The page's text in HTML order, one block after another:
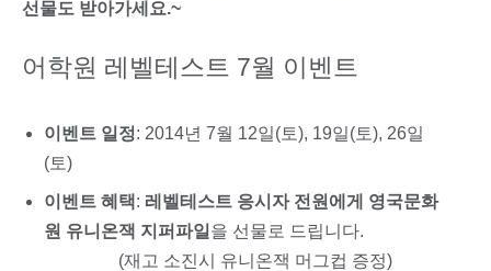
선물도 받아가세요.~
어학원 레벨테스트 7월 이벤트
이벤트 일정: 2014년 7월 12일(토), 19일(토), 26일
(토)
이벤트 혜택: 레벨테스트 응시자 전원에게 영국문화
원 유니온잭 지퍼파일 을 선물로 드립니다.
(재고 소진시 유니온잭 머그컵 증정)